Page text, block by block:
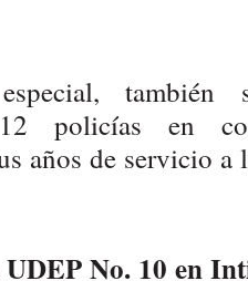
también
12 policías en
años de servicio a
No. 10 en